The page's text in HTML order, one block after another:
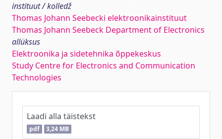
instituut / kolledž
Thomas Johann Seebecki elektroonikainstituut
Thomas Johann Seebeck Department of Electronics
allüksus
Elektroonika ja sidetehnika õppekeskus
Study Centre for Electronics and Communication
Technologies
Laadi alla täistekst
pdf 3,24 MB